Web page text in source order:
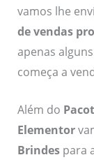
vamos lhe
de vendas
apenas
começa a
Além do
Elementor
Brindespara